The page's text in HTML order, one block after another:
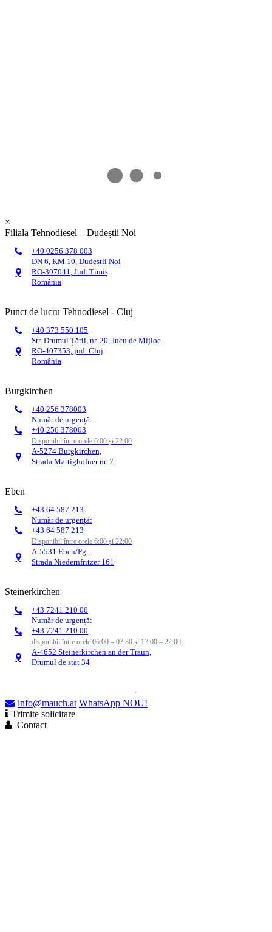
×
Burgkirchen
+40 256 378003
Număr de urgență:
+40 256 378003
Disponibil între orele 6:00 și 22:00
A-5274 Burgkirchen,
Strada Mattighofner nr. 7
Eben
+43 64 587 213
Număr de urgență:
+43 64 587 213
Disponibil între orele 6:00 și 22:00
A-5531 Eben/Pg.,
Strada Niedernfritzer 161
Steinerkirchen
+43 7241 210 00
Număr de urgență:
+43 7241 210 00
disponibil între orele 06:00 – 07:30 și 17:00 – 22:00
A-4652 Steinerkirchen an der Traun,
Drumul de stat 34
Filiala Tehnodiesel – Dudeștii Noi
+40 0256 378 003
DN 6, KM 10, Dudeștii Noi
RO-307041, Jud. Timiș
România
Punct de lucru Tehnodiesel - Cluj
+40 373 550 105
Str. Drumul Țării, nr. 20, Jucu de Mijloc
RO-407353, jud. Cluj
România
info@mauch.at WhatsApp NOU!
Trimite solicitare
Contact